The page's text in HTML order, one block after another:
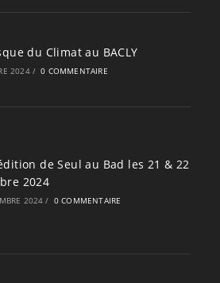
du Climat au BACLY
2024 / 0 COMMENTAIRE
de Seul au Bad les 21 & 22
2024
2024 / 0 COMMENTAIRE